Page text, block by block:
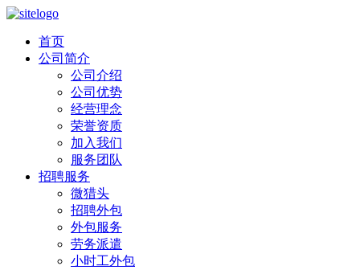
首页
公司简介
公司介绍
公司优势
经营理念
荣誉资质
加入我们
服务团队
招聘服务
微猎头
招聘外包
外包服务
劳务派遣
小时工外包